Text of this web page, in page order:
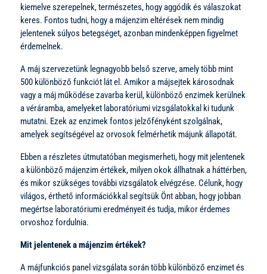
kiemelve szerepelnek, természetes, hogy aggódik és válaszokat
keres. Fontos tudni, hogy a májenzim eltérések nem mindig
jelentenek súlyos betegséget, azonban mindenképpen figyelmet
érdemelnek.
A máj szervezetünk legnagyobb belső szerve, amely több mint
500 különböző funkciót lát el. Amikor a májsejtek károsodnak
vagy a máj működése zavarba kerül, különböző enzimek kerülnek
a véráramba, amelyeket laboratóriumi vizsgálatokkal ki tudunk
mutatni. Ezek az enzimek fontos jelzőfényként szolgálnak,
amelyek segítségével az orvosok felmérhetik májunk állapotát.
Ebben a részletes útmutatóban megismerheti, hogy mit jelentenek
a különböző májenzim értékek, milyen okok állhatnak a háttérben,
és mikor szükséges további vizsgálatok elvégzése. Célunk, hogy
világos, érthető információkkal segítsük Önt abban, hogy jobban
megértse laboratóriumi eredményeit és tudja, mikor érdemes
orvoshoz fordulnia.
Mit jelentenek a májenzim értékek?
A májfunkciós panel vizsgálata során több különböző enzimet és